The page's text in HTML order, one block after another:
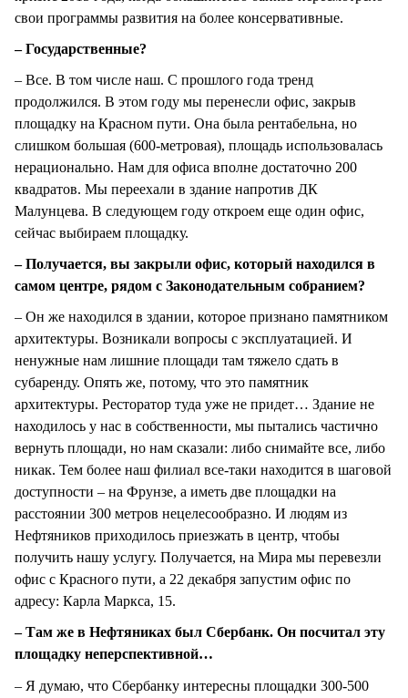
свои программы развития на более консервативные.
– Государственные?
– Все. В том числе наш. С прошлого года тренд
продолжился. В этом году мы перенесли офис, закрыв
площадку на Красном пути. Она была рентабельна, но
слишком большая (600-метровая), площадь использовалась
нерационально. Нам для офиса вполне достаточно 200
квадратов. Мы переехали в здание напротив ДК
Малунцева. В следующем году откроем еще один офис,
сейчас выбираем площадку.
– Получается, вы закрыли офис, который находился в
самом центре, рядом с Законодательным собранием?
– Он же находился в здании, которое признано памятником
архитектуры. Возникали вопросы с эксплуатацией. И
ненужные нам лишние площади там тяжело сдать в
субаренду. Опять же, потому, что это памятник
архитектуры. Ресторатор туда уже не придет… Здание не
находилось у нас в собственности, мы пытались частично
вернуть площади, но нам сказали: либо снимайте все, либо
никак. Тем более наш филиал все-таки находится в шаговой
доступности – на Фрунзе, а иметь две площадки на
расстоянии 300 метров нецелесообразно. И людям из
Нефтяников приходилось приезжать в центр, чтобы
получить нашу услугу. Получается, на Мира мы перевезли
офис с Красного пути, а 22 декабря запустим офис по
адресу: Карла Маркса, 15.
– Там же в Нефтяниках был Сбербанк. Он посчитал эту
площадку неперспективной…
– Я думаю, что Сбербанку интересны площадки 300-500